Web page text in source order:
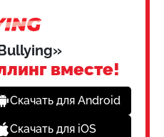
вместе!
Скачать для Android
Скачать для iOS